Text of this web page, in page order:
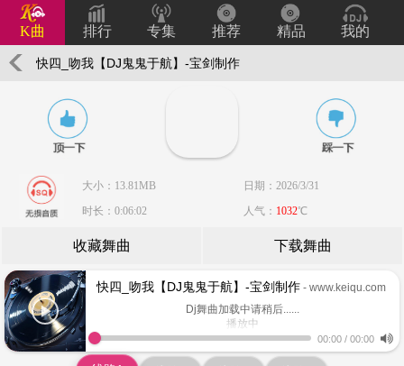
K曲 排行 专集 推荐 精品 我的
快四_吻我【DJ鬼鬼于航】-宝剑制作
大小：13.81MB
日期：2026/3/31
时长：0:06:02
人气： 1032℃
收藏舞曲 下载舞曲
快四_吻我【DJ鬼鬼于航】-宝剑制作 - www.keiqu.com
Dj舞曲加载中请稍后......
播放中
www.keiqu.com
00:00 / 00:00